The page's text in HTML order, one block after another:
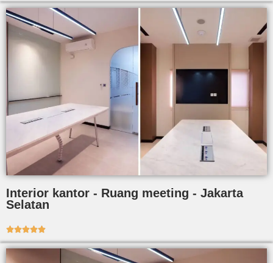
Interior kantor - Ruang meeting - Jakarta
Selatan
